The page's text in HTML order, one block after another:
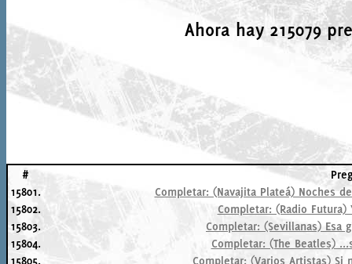
Ahora hay 215079
#
15801.
Completar: (Navajita Plateá) Noches
15802.
Completar: (Radio
15803.
Completar: (Sevillanas) Esa
15804.
Completar: (The Beatles)
15805.
Completar: (Varios Artistas) Si